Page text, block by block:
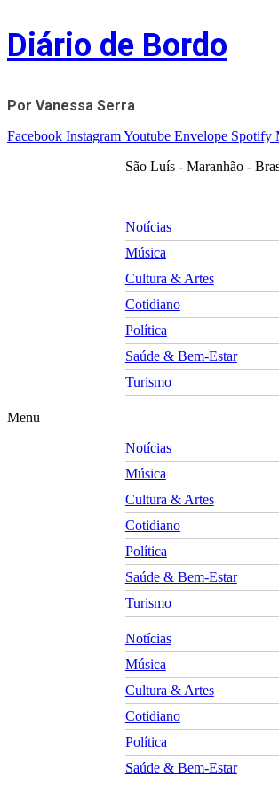
Skip
to
content
Diário de Bordo
Por Vanessa Serra
Facebook InstagramYoutube Envelope Spotify
São Luís - Maranhão -
Notícias
Música
Cultura & Artes
Cotidiano
Política
Saúde & Bem-Estar
Turismo
Menu
Notícias
Música
Cultura & Artes
Cotidiano
Política
Saúde & Bem-Estar
Turismo
Notícias
Música
Cultura & Artes
Cotidiano
Política
Saúde & Bem-Estar